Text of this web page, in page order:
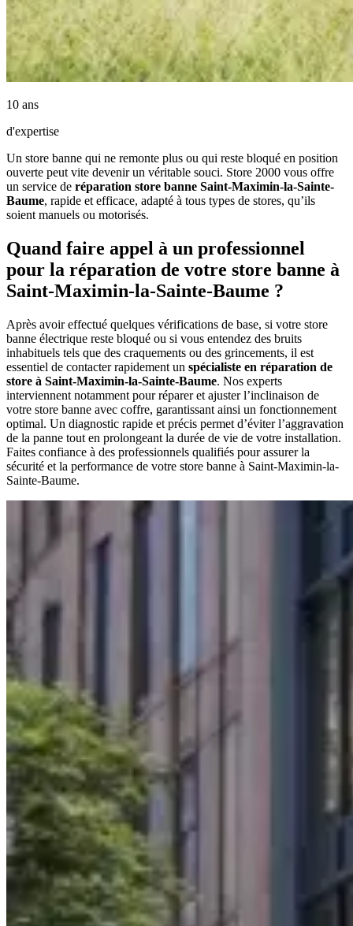
10 ans
d'expertise
Un store banne qui ne remonte plus ou qui reste bloqué en position
ouverte peut vite devenir un véritable souci. Store 2000 vous offre
un service de réparation store banne Saint-Maximin-la-Sainte-
Baume, rapide et efficace, adapté à tous types de stores, qu’ils
soient manuels ou motorisés.
Quand faire appel à un professionnel
pour la réparation de votre store banne à
Saint-Maximin-la-Sainte-Baume ?
Après avoir effectué quelques vérifications de base, si votre store
banne électrique reste bloqué ou si vous entendez des bruits
inhabituels tels que des craquements ou des grincements, il est
essentiel de contacter rapidement un spécialiste en réparation de
store à Saint-Maximin-la-Sainte-Baume. Nos experts
interviennent notamment pour réparer et ajuster l’inclinaison de
votre store banne avec coffre, garantissant ainsi un fonctionnement
optimal. Un diagnostic rapide et précis permet d’éviter l’aggravation
de la panne tout en prolongeant la durée de vie de votre installation.
Faites confiance à des professionnels qualifiés pour assurer la
sécurité et la performance de votre store banne à Saint-Maximin-la-
Sainte-Baume.